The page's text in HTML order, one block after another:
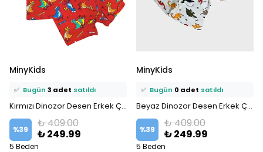
MinyKids
🛒 4 kişisepetine ekledi!
✅ Bugün 3 adet satıldı
Kırmızı Dinozor Desen Erkek Çocuk Atlet Boxer Takım
%39
₺ 409.00
₺ 249.99
5 Beden
MinyKids
🛒 4 kişisepetine ekledi!
✅ Bugün 0 adet satıldı
Beyaz Dinozor Desen Erkek Çocuk Atlet Boxer Takım
%39
₺ 409.00
₺ 249.99
5 Beden